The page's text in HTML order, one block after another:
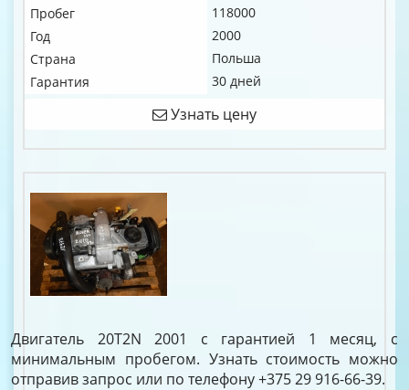
Пробег
118000
Год
2000
Страна
Польша
Гарантия
30 дней
Узнать цену
Двигатель 20T2N 2001 с гарантией 1 месяц, с
минимальным пробегом. Узнать стоимость можно
отправив запрос или по телефону +375 29 916-66-39.